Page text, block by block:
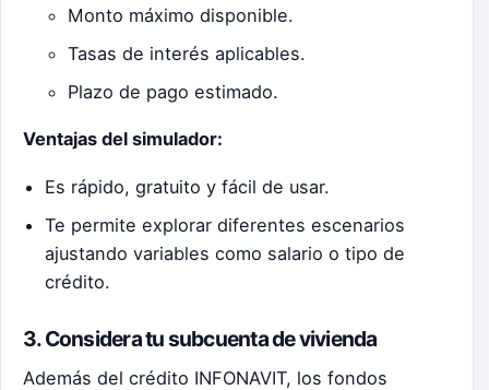
Monto máximo disponible.
Tasas de interés aplicables.
Plazo de pago estimado.
Ventajas del simulador:
Es rápido, gratuito y fácil de usar.
Te permite explorar diferentes escenarios
ajustando variables como salario o tipo de
crédito.
3. Considera tu subcuenta de vivienda
Además del crédito INFONAVIT, los fondos